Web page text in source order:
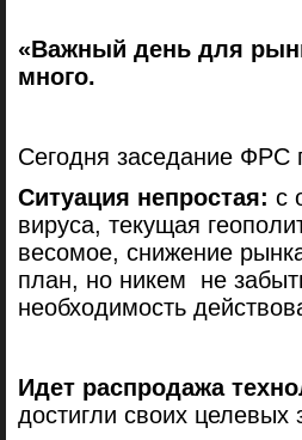
«Важный день для
много.
Сегодня заседание ФРС
Ситуация непростая: с
вируса, текущая
весомое, снижение
план, но никем не
необходимость
Идет распродажа
достигли своих целевых